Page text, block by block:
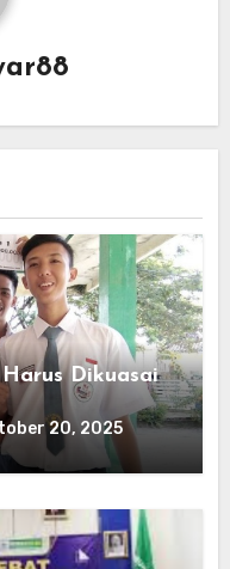
Dikuasai
20, 2025